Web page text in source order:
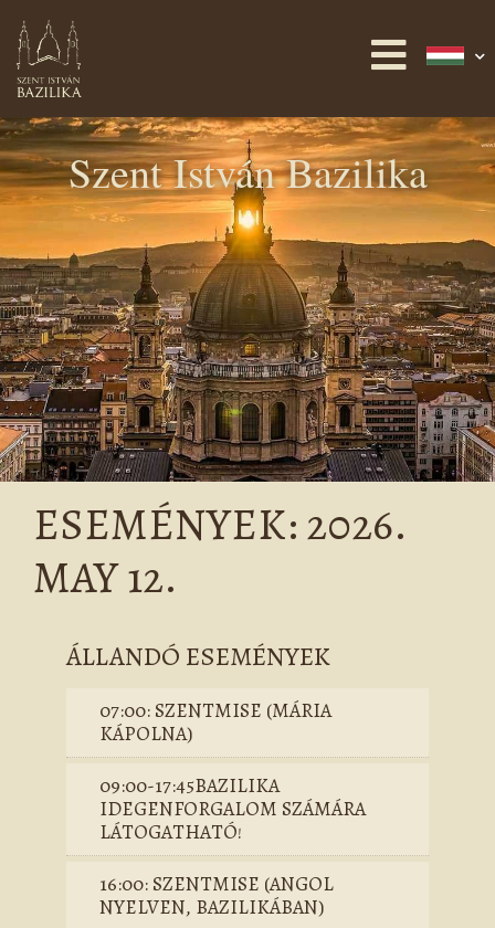
Szent István Bazilika
ESEMÉNYEK: 2026.
MAY 12.
ÁLLANDÓ ESEMÉNYEK
07:00: SZENTMISE (MÁRIA
KÁPOLNA)
09:00-17:45BAZILIKA
IDEGENFORGALOM SZÁMÁRA
LÁTOGATHATÓ!
16:00: SZENTMISE (ANGOL
NYELVEN, BAZILIKÁBAN)